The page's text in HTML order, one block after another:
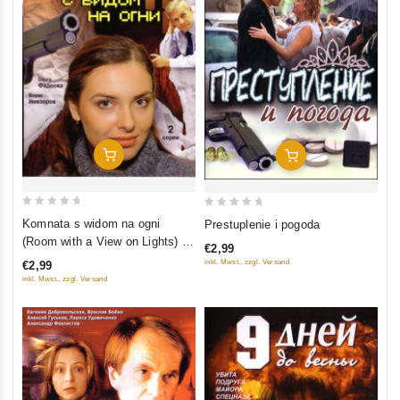
In Den Warenkorb
5
Komnata s widom na ogni
(Room with a View on Lights) (2
serii)
€2,99
inkl. Mwst., zzgl. Versand
In Den Warenkorb
of
Prestuplenie i pogoda
€2,99
inkl. Mwst., zzgl. Versand